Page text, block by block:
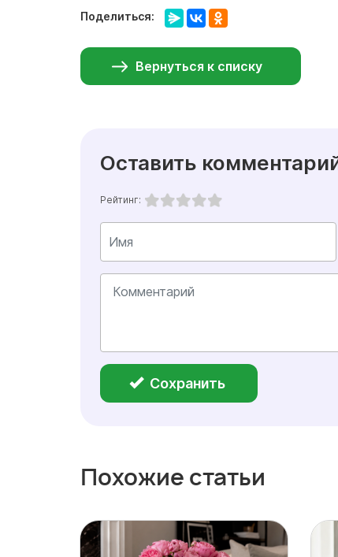
Поделиться:
Вернуться к списку
Оставить
Рейтинг:
Сохранить
Похожие статьи